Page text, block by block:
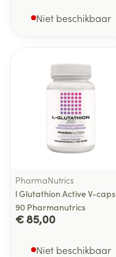
Niet beschikbaar
PharmaNutrics
l Glutathion Active V-caps
90 Pharmanutrics
€ 85,00
Niet beschikbaar